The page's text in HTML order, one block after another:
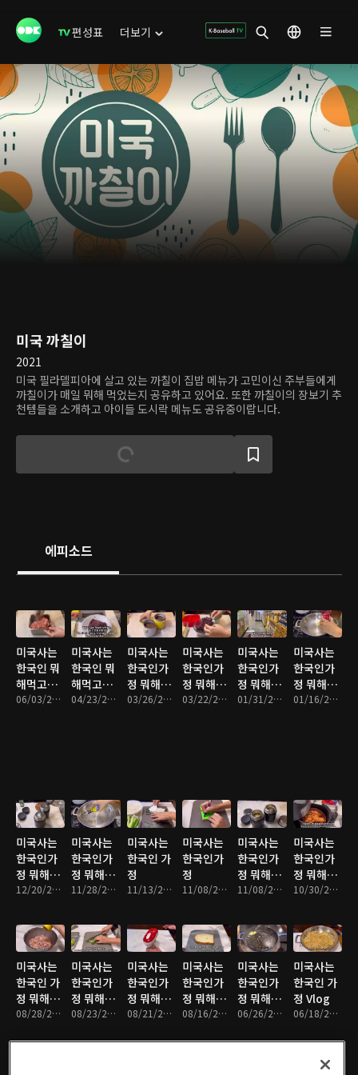
편성표 더보기
미국 까칠이
2021
미국 필라델피아에 살고 있는 까칠이 집밥 메뉴가 고민이신 주부들에게
까칠이가 매일 뭐해 먹었는지 공유하고 있어요. 또한 까칠이의 장보기 추
천템들을 소개하고 아이들 도시락 메뉴도 공유중이랍니다.
에피소드
미국사는
한국인 뭐
해먹고사
나
06/03/2024 • 14분
미국사는
한국인 뭐
해먹고사
나
04/23/2024 • 14분
미국사는
한국인가
정 뭐해먹
고사나 03/26/2024 • 15분
미국사는
한국인가
정 뭐해먹
고사나 03/22/2024 • 19분
미국사는
한국인가
정 뭐해먹
고 사나 01/31/2024 • 13분
미국사는
한국인가
정 뭐해먹
고사나 01/16/2024 • 14분
미국사는
한국인가
정 뭐해먹
고 사나 12/20/2023 • 14분
미국사는
한국인가
정 뭐해먹
고 사나 11/28/2023 • 16분
미국사는
한국인 가
정
11/13/2023 • 11분
미국사는
한국인가
정
11/08/2023 • 12분
미국사는
한국인가
정 뭐해먹
고 사나 11/08/2023 • 11분
미국사는
한국인가
정 뭐해먹
고사나 10/30/2023 • 13분
미국사는
한국인 가
정 뭐해먹
고 사나 08/28/2023 • 13분
미국사는
한국인가
정 뭐해먹
고 사나 08/23/2023 • 12분
미국사는
한국인가
정 뭐해먹
고사나 08/21/2023 • 12분
미국사는
한국인가
정 뭐해먹
고 사나08/16/2023 • 11분
미국사는
한국인가
정 뭐해먹
고 사나 06/26/2023 • 12분
미국사는
한국인 가
정 Vlog
06/18/2023 • 16분